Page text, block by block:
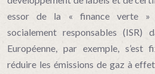
essor de la « finance verte »
socialement responsables (ISR)
Européenne, par exemple,
réduire les émissions de gaz à